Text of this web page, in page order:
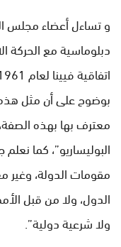
و تساءل أعضاء مجلس
دبلوماسية مع الحركة
بوضوح على أن مثل
معترف بها بهذه الصفة،
البوليساريو”، كما
مقومات الدولة، وغير
الدول، ولا من قبل
ولا شرعية دولية”.